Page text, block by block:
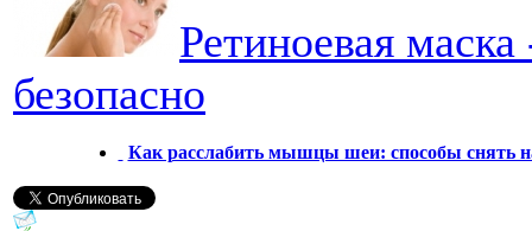
Ретиноевая
безопасно
Как расслабить мышцы шеи: способы снять